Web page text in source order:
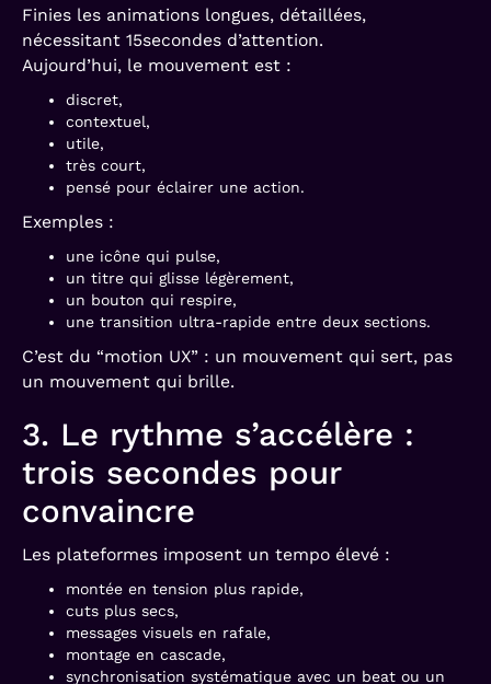
Finies les animations longues, détaillées,
nécessitant 15secondes d’attention.
Aujourd’hui, le mouvement est :
discret,
contextuel,
utile,
très court,
pensé pour éclairer une action.
Exemples :
une icône qui pulse,
un titre qui glisse légèrement,
un bouton qui respire,
une transition ultra-rapide entre deux sections.
C’est du “motion UX” : un mouvement qui sert, pas
un mouvement qui brille.
3. Le rythme s’accélère :
trois secondes pour
convaincre
Les plateformes imposent un tempo élevé :
montée en tension plus rapide,
cuts plus secs,
messages visuels en rafale,
montage en cascade,
synchronisation systématique avec un beat ou un